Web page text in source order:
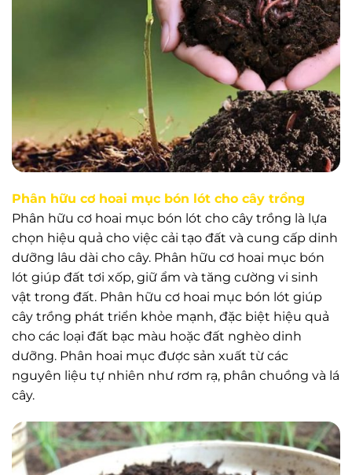
Phân hữu cơ hoai mục bón lót cho cây trồng
Phân hữu cơ hoai mục bón lót cho cây trồng là lựa
chọn hiệu quả cho việc cải tạo đất và cung cấp dinh
dưỡng lâu dài cho cây. Phân hữu cơ hoai mục bón
lót giúp đất tơi xốp, giữ ẩm và tăng cường vi sinh
vật trong đất. Phân hữu cơ hoai mục bón lót giúp
cây trồng phát triển khỏe mạnh, đặc biệt hiệu quả
cho các loại đất bạc màu hoặc đất nghèo dinh
dưỡng. Phân hoai mục được sản xuất từ các
nguyên liệu tự nhiên như rơm rạ, phân chuồng và lá
cây.